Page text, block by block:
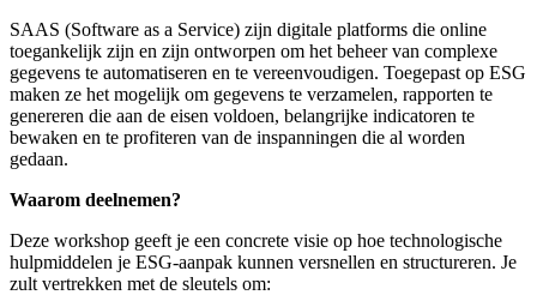
SAAS (Software as a Service) zijn digitale platforms die online
toegankelijk zijn en zijn ontworpen om het beheer van complexe
gegevens te automatiseren en te vereenvoudigen. Toegepast op ESG
maken ze het mogelijk om gegevens te verzamelen, rapporten te
genereren die aan de eisen voldoen, belangrijke indicatoren te
bewaken en te profiteren van de inspanningen die al worden
gedaan.​
Waarom deelnemen?
Deze workshop geeft je een concrete visie op hoe technologische
hulpmiddelen je ESG-aanpak kunnen versnellen en structureren. Je
zult vertrekken met de sleutels om: